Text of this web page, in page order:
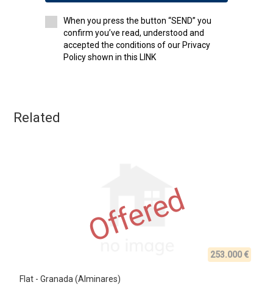
When you press the button “SEND” you
confirm you’ve read, understood and
accepted the conditions of our Privacy
Policy shown in this LINK
Related
253.000 €
Offered
Flat - Granada (Alminares)